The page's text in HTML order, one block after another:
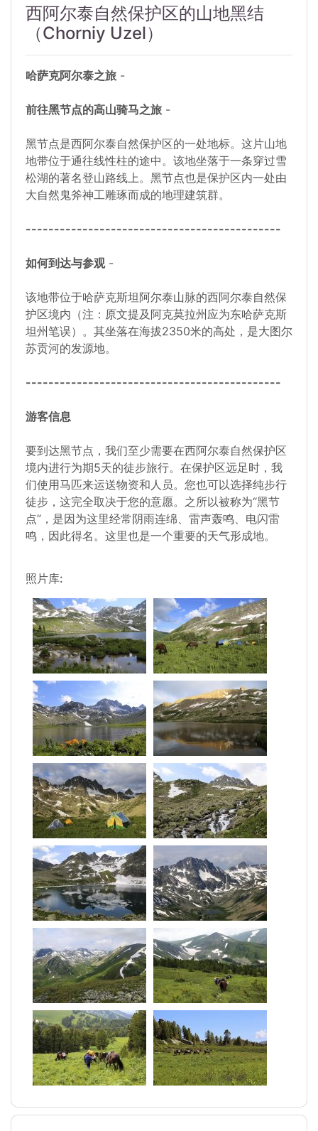
西阿尔泰自然保护区的山地黑结
（Chorniy Uzel）
哈萨克阿尔泰之旅 -
前往黑节点的高山骑马之旅 -
黑节点是西阿尔泰自然保护区的一处地标。这片山地
地带位于通往线性柱的途中。该地坐落于一条穿过雪
松湖的著名登山路线上。黑节点也是保护区内一处由
大自然鬼斧神工雕琢而成的地理建筑群。
---------------------------------------------
如何到达与参观-
该地带位于哈萨克斯坦阿尔泰山脉的西阿尔泰自然保
护区境内（注：原文提及阿克莫拉州应为东哈萨克斯
坦州笔误）。其坐落在海拔2350米的高处，是大图尔
苏贡河的发源地。
---------------------------------------------
游客信息
要到达黑节点，我们至少需要在西阿尔泰自然保护区
境内进行为期5天的徒步旅行。在保护区远足时，我
们使用马匹来运送物资和人员。您也可以选择纯步行
徒步，这完全取决于您的意愿。之所以被称为“黑节
点”，是因为这里经常阴雨连绵、雷声轰鸣、电闪雷
鸣，因此得名。这里也是一个重要的天气形成地。
照片库: